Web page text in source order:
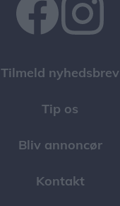
Tilmeld nyhedsbrev
Tip os
Bliv annoncør
Kontakt